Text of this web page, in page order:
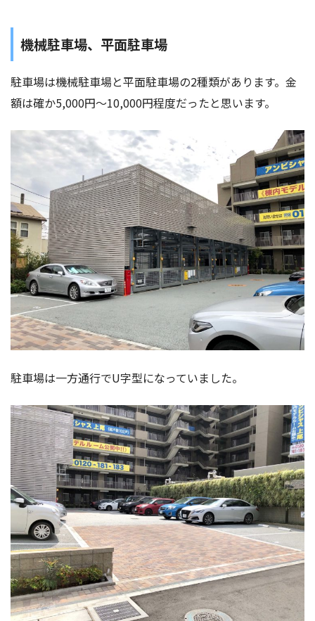
機械駐車場、平面駐車場
駐車場は機械駐車場と平面駐車場の2種類があります。金
額は確か5,000円〜10,000円程度だったと思います。
駐車場は一方通行でU字型になっていました。